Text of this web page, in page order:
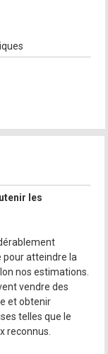
les
pour atteindre la
nos estimations.
vendre des
et obtenir
telles que le
reconnus.